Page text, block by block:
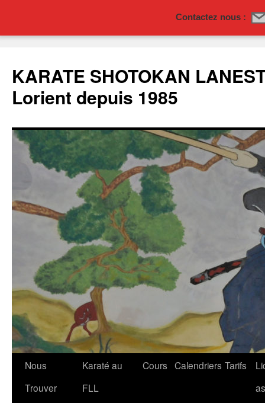
Contactez nous :
contenu
KARATE SHOTOKAN
Lorient depuis 1985
Nous
Trouver
Karaté au
FLL
Cours Calendriers Tarifs